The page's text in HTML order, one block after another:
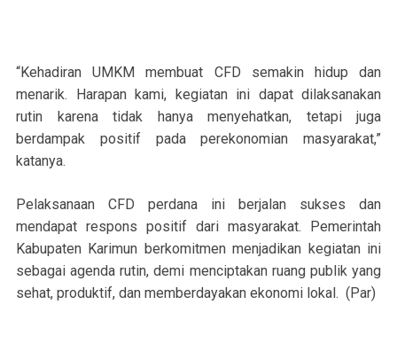
“Kehadiran UMKM membuat CFD semakin hidup dan
menarik. Harapan kami, kegiatan ini dapat dilaksanakan
rutin karena tidak hanya menyehatkan, tetapi juga
berdampak positif pada perekonomian masyarakat,”
katanya.
Pelaksanaan CFD perdana ini berjalan sukses dan
mendapat respons positif dari masyarakat. Pemerintah
Kabupaten Karimun berkomitmen menjadikan kegiatan ini
sebagai agenda rutin, demi menciptakan ruang publik yang
sehat, produktif, dan memberdayakan ekonomi lokal. (Par)